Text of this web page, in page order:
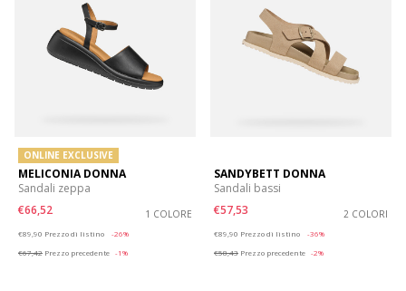
ONLINE EXCLUSIVE
MELICONIA DONNA
Sandali zeppa
€66,52
1 COLORE
€89,90 Prezzo di listino
-26%
€67,42 Prezzo precedente -1%
SANDYBETT DONNA
Sandali bassi
€57,53
2 COLORI
€89,90 Prezzo di listino
-36%
€58,43 Prezzo precedente -2%